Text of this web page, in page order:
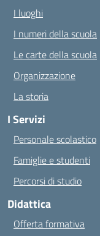
I luoghi
I numeri della scuola
Le carte della scuola
Organizzazione
La storia
I Servizi
Personale scolastico
Famiglie e studenti
Percorsi di studio
Didattica
Offerta formativa